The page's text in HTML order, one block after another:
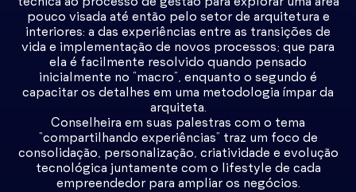
pouco visada até então pelo setor de arquitetura e
interiores: a das experiências entre as transições de
vida e implementação de novos processos; que para
ela é facilmente resolvido quando pensado
inicialmente no “macro”, enquanto o segundo é
capacitar os detalhes em uma metodologia ímpar da
arquiteta.
Conselheira em suas palestras com o tema
“compartilhando experiências” traz um foco de
consolidação, personalização, criatividade e evolução
tecnológica juntamente com o lifestyle de cada
empreendedor para ampliar os negócios.